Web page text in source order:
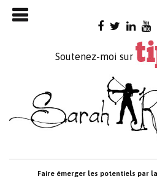
Skip
to
Soutenez-moi sur
Faire émerger les potentiels par
